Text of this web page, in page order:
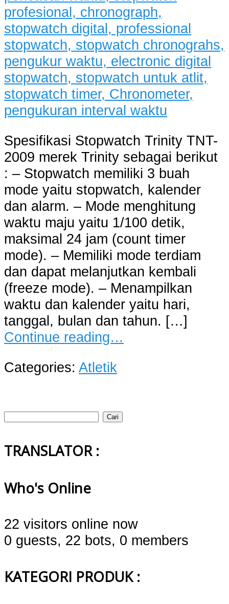
Spesifikasi Stopwatch Trinity TNT-
2009 merek Trinity sebagai berikut
: – Stopwatch memiliki 3 buah
mode yaitu stopwatch, kalender
dan alarm. – Mode menghitung
waktu maju yaitu 1/100 detik,
maksimal 24 jam (count timer
mode). – Memiliki mode terdiam
dan dapat melanjutkan kembali
(freeze mode). – Menampilkan
waktu dan kalender yaitu hari,
tanggal, bulan dan tahun. […]
Continue reading…
Categories: Atletik
Cari
TRANSLATOR :
Who's Online
22 visitors online now
0 guests, 22 bots, 0 members
KATEGORI PRODUK :